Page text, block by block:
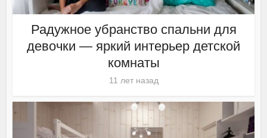
Радужное убранство спальни для
девочки — яркий интерьер детской
комнаты
11 лет назад